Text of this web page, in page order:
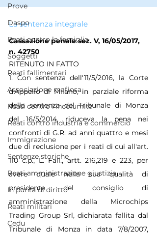
Prove
Daspo
Reati contro la famiglia
Soggetti
Reati fallimentari
Associazione mafiosa
Reati contro l'incolumità
Reati contro industria e commercio
Immigrazione
Sentenze storiche
Reati amministrazione giustizia
In punta di diritto
Reati militari
Cedu
La sentenza integrale
Cassazione penale sez. V, 16/05/2017,
n. 42750
RITENUTO IN FATTO
1. Con sentenza dell'11/5/2016, la Corte
d'Appello di Milano, in parziale riforma
della sentenza del Tribunale di Monza
del 16/5/2014, riduceva la pena nei
confronti di G.R. ad anni quattro e mesi
due di reclusione per i reati di cui all'art.
110 c.p., L. Fall., artt. 216,219 e 223, per
avere quale nella sua qualità di
presidente del consiglio di
amministrazione della Microchips
Trading Group Srl, dichiarata fallita dal
Tribunale di Monza in data 7/8/2007,